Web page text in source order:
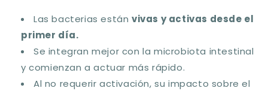
Las bacterias están vivas y activas desde el
primer día.
Se integran mejor con la microbiota intestinal
y comienzan a actuar más rápido.
Al no requerir activación, su impacto sobre el